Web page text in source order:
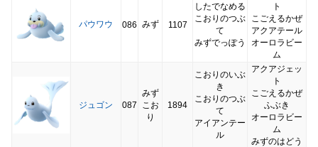
パウワウ 086 みず 1107
したでなめる
こおりのつぶ
て
みずでっぽう
ト
こごえるかぜ
アクアテール
オーロラビー
ム
ジュゴン 087
みず
こお
り
1894
こおりのいぶ
き
こおりのつぶ
て
アイアンテー
ル
アクアジェッ
ト
こごえるかぜ
ふぶき
オーロラビー
ム
みずのはどう